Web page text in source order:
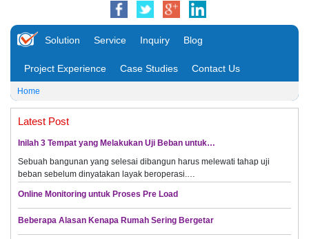
Solution Service Inquiry Blog
Project Experience Case Studies Contact Us
Home
Latest Post
Inilah 3 Tempat yang Melakukan Uji Beban untuk…
Sebuah bangunan yang selesai dibangun harus melewati tahap uji
beban sebelum dinyatakan layak beroperasi.…
Online Monitoring untuk Proses Pre Load
Beberapa Alasan Kenapa Rumah Sering Bergetar